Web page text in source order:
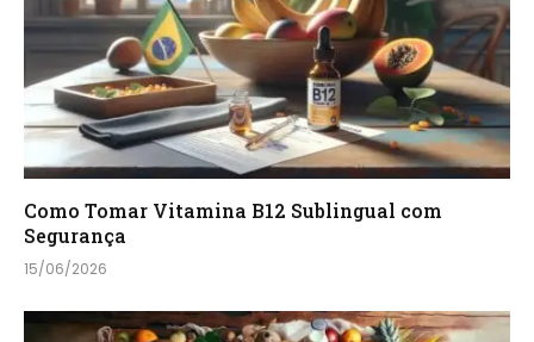
Como Tomar Vitamina B12 Sublingual com
Segurança
15/06/2026